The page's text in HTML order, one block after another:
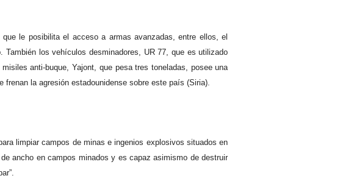
le posibilita el acceso a armas avanzadas, entre ellos, el
los vehículos desminadores, UR 77, que es utilizado
anti-buque, Yajont, que pesa tres toneladas, posee una
la agresión estadounidense sobre este país (Siria).
limpiar campos de minas e ingenios explosivos situados en
ancho en campos minados y es capaz asimismo de destruir